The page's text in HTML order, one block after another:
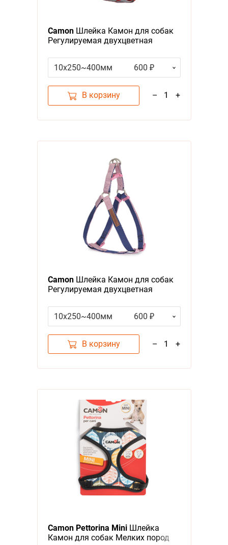
CamonШлейка Камон для собак
Регулируемая двухцветная
10x250~400мм
600 ₽
В корзину – 1 +
CamonШлейка Камон для собак
Регулируемая двухцветная
10x250~400мм
600 ₽
В корзину – 1 +
Camon Pettorina MiniШлейка
Камон для собак Мелких пород